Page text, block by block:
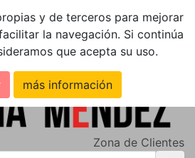
y de terceros para mejorar
la navegación. Si continúa
que acepta su uso.
más información
Zona de Clientes